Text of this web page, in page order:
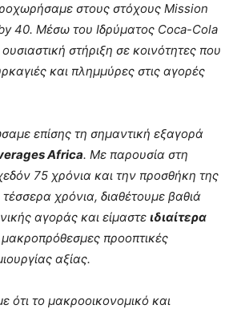
στους στόχους Mission
40. Μέσω του Ιδρύματος Coca-Cola
στήριξη σε κοινότητες που
και πλημμύρες στις αγορές
επίσης τη σημαντική εξαγορά
Africa. Με παρουσία στη
75 χρόνια και την προσθήκη της
χρόνια, διαθέτουμε βαθιά
αγοράς και είμαστε ιδιαίτερα
μακροπρόθεσμες προοπτικές
αξίας.
ότι το μακροοικονομικό και